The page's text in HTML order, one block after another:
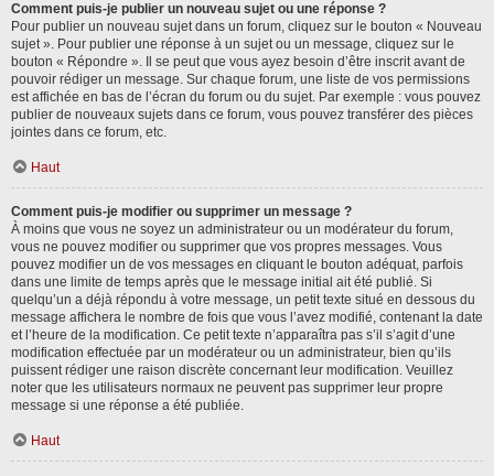
Comment puis-je publier un nouveau sujet ou une réponse ?
Pour publier un nouveau sujet dans un forum, cliquez sur le bouton « Nouveau
sujet ». Pour publier une réponse à un sujet ou un message, cliquez sur le
bouton « Répondre ». Il se peut que vous ayez besoin d’être inscrit avant de
pouvoir rédiger un message. Sur chaque forum, une liste de vos permissions
est affichée en bas de l’écran du forum ou du sujet. Par exemple : vous pouvez
publier de nouveaux sujets dans ce forum, vous pouvez transférer des pièces
jointes dans ce forum, etc.
Haut
Comment puis-je modifier ou supprimer un message ?
À moins que vous ne soyez un administrateur ou un modérateur du forum,
vous ne pouvez modifier ou supprimer que vos propres messages. Vous
pouvez modifier un de vos messages en cliquant le bouton adéquat, parfois
dans une limite de temps après que le message initial ait été publié. Si
quelqu’un a déjà répondu à votre message, un petit texte situé en dessous du
message affichera le nombre de fois que vous l’avez modifié, contenant la date
et l’heure de la modification. Ce petit texte n’apparaîtra pas s’il s’agit d’une
modification effectuée par un modérateur ou un administrateur, bien qu’ils
puissent rédiger une raison discrète concernant leur modification. Veuillez
noter que les utilisateurs normaux ne peuvent pas supprimer leur propre
message si une réponse a été publiée.
Haut